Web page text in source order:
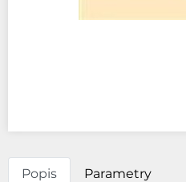
Popis Parametry